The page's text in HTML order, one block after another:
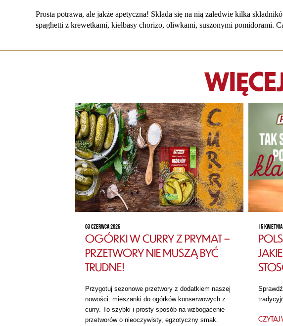
Prosta potrawa, ale jakże apetyczna! Składa się na nią zaledwie kilka
spaghetti z krewetkami, kiełbasy chorizo, oliwkami, suszonymi pomidorami.
03 CZERWCA 2026
OGÓRKI W CURRY Z PRYMAT –
PRZETWORY NIE MUSZĄ BYĆ
TRUDNE!
Przygotuj sezonowe przetwory z dodatkiem naszej
nowości: mieszanki do ogórków konserwowych z
curry. To szybki i prosty sposób na wzbogacenie
przetworów o nieoczywisty, egzotyczny smak.
15
CZYTAJ